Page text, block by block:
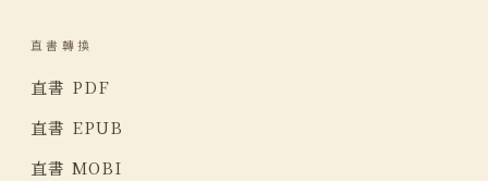
直書轉換
直書 PDF
直書 EPUB
直書 MOBI